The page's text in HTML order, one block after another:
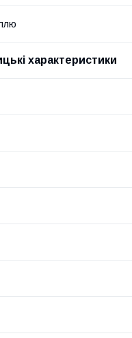
характеристики